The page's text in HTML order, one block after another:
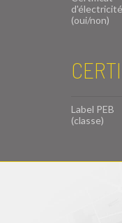
d'électricité
(oui/non)
Label PEB
(classe)